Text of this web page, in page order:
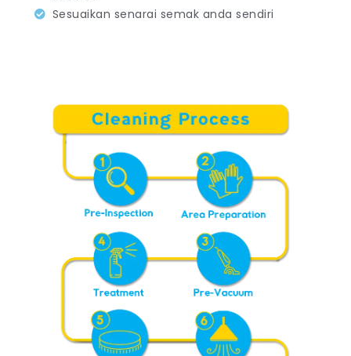
Sesuaikan senarai semak anda sendiri